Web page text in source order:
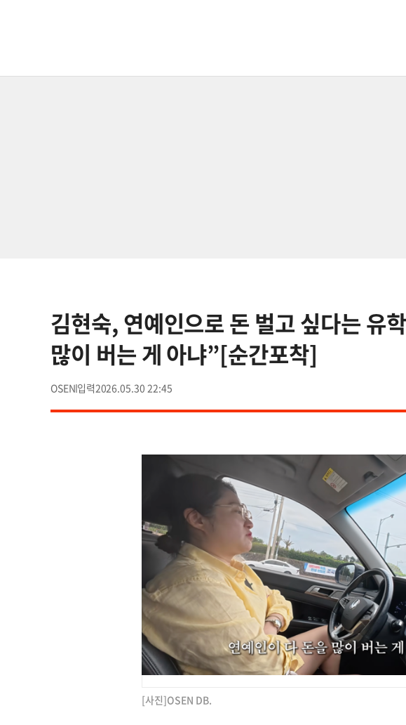
김현숙, 연예인으로 돈 벌고 싶다는 유
많이 버는 게 아냐”[순간포착]
OSEN 2026.05.30 22:45
[사진]OSEN DB.